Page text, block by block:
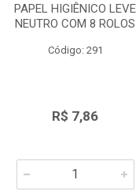
PAPEL HIGIÊNICO LEVE
NEUTRO COM 8 ROLOS
Código: 291
R$ 7,86